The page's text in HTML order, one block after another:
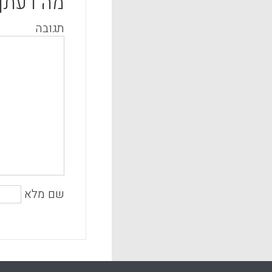
תגובה
שם מלא